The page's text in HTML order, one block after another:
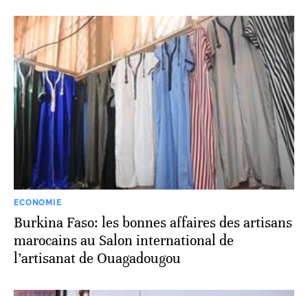
ECONOMIE
Burkina Faso: les bonnes affaires des artisans
marocains au Salon international de
l’artisanat de Ouagadougou